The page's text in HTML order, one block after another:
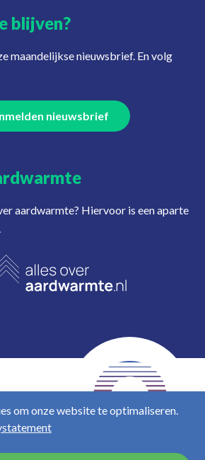
om onze website te optimaliseren.
blijven?
maandelijkse nieuwsbrief. En volg
nieuwsbrief
aardwarmte? Hiervoor is een aparte